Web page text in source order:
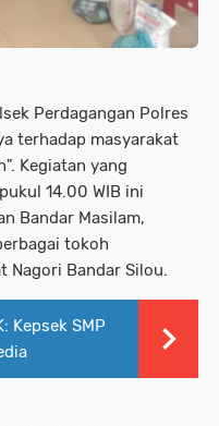
Perdagangan Polres
terhadap masyarakat
Kegiatan yang
14.00 WIB ini
Bandar Masilam,
tokoh
Nagori Bandar Silou.
Kepsek SMP